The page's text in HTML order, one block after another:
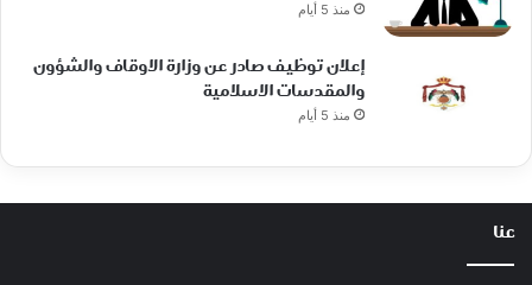
منذ 5 أيام
إعلان توظيف صادر عن وزارة الاوقاف والشؤون
والمقدسات الاسلامية
منذ 5 أيام
عنا